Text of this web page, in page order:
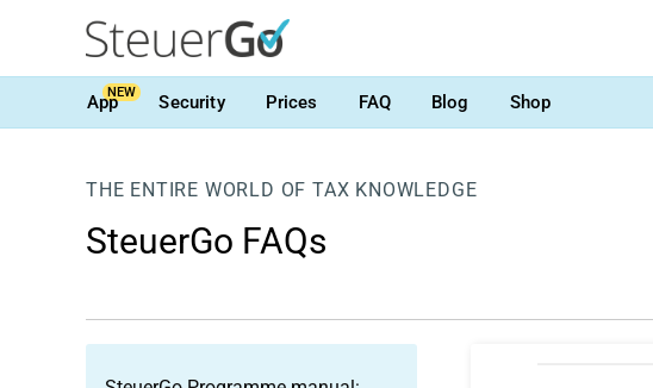
AppNEW Security Prices FAQ Blog Shop
THE ENTIRE WORLD OF TAX KNOWLEDGE
SteuerGo FAQs